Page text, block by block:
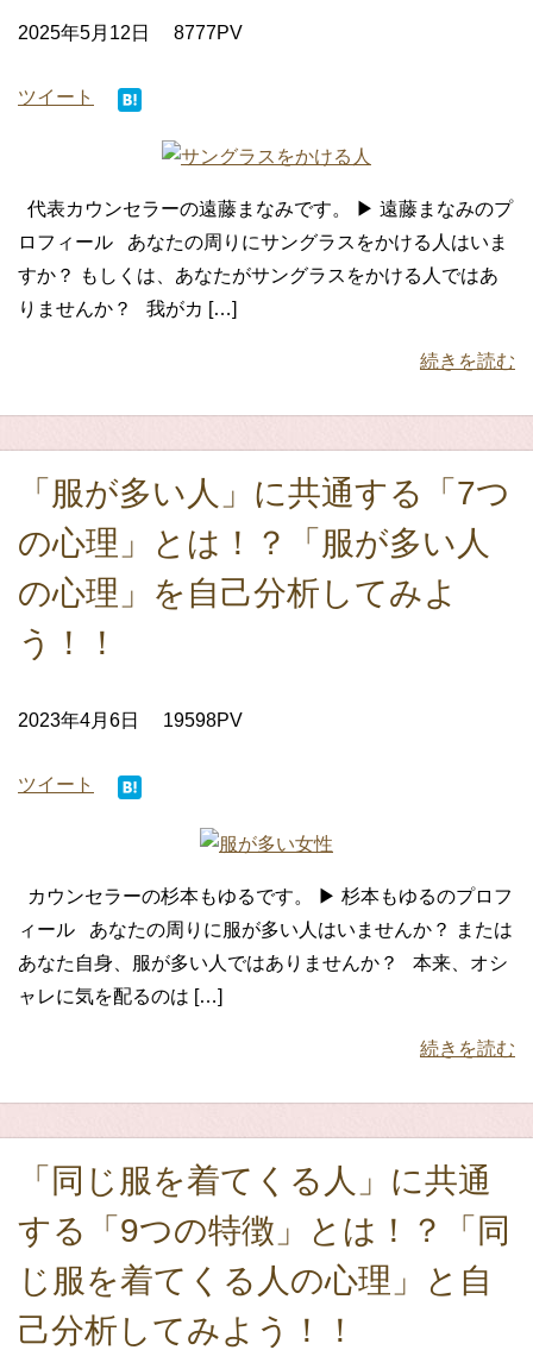
2025年5月12日 8777PV
ツイート
代表カウンセラーの遠藤まなみです。 ▶ 遠藤まなみのプ
ロフィール あなたの周りにサングラスをかける人はいま
すか？ もしくは、あなたがサングラスをかける人ではあ
りませんか？ 我がカ […]
続きを読む
「服が多い人」に共通する「7つ
の心理」とは！？「服が多い人
の心理」を自己分析してみよ
う！！
2023年4月6日 19598PV
ツイート
カウンセラーの杉本もゆるです。 ▶ 杉本もゆるのプロフ
ィール あなたの周りに服が多い人はいませんか？ または
あなた自身、服が多い人ではありませんか？ 本来、オシ
ャレに気を配るのは […]
続きを読む
「同じ服を着てくる人」に共通
する「9つの特徴」とは！？「同
じ服を着てくる人の心理」と自
己分析してみよう！！